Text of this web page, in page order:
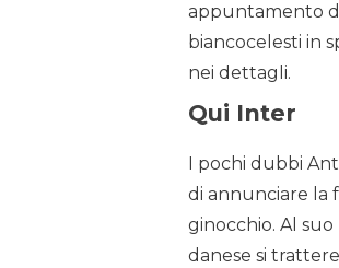
appuntamento
biancocelesti in
nei dettagli.
Qui Inter
I pochi dubbi
di annunciare la
ginocchio. Al suo
danese si